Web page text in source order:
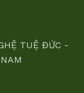
TUỆ ĐỨC -